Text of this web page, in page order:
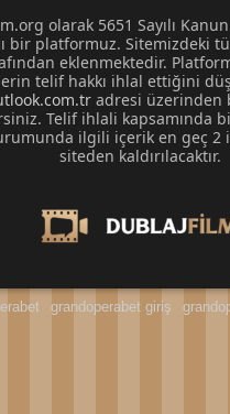
olarak 5651 Sayılı
bir platformuz. Sitemizdeki
eklenmektedir.
telif hakkı ihlal ettiğini
adresi üzerinden
Telif ihlali kapsamında
ilgili içerik en geç 2
siteden kaldırılacaktır.
grandoperabet giriş